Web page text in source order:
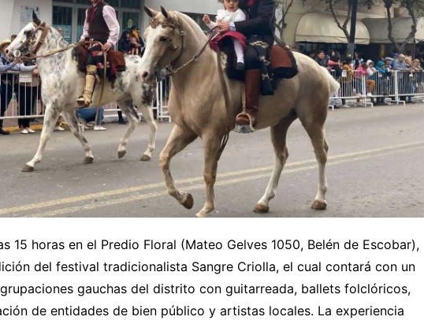
15 horas en el Predio Floral (Mateo Gelves 1050, Belén de Escobar),
del festival tradicionalista Sangre Criolla, el cual contará con un
gauchas del distrito con guitarreada, ballets folclóricos,
de entidades de bien público y artistas locales. La experiencia